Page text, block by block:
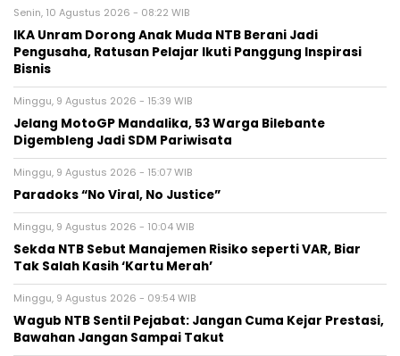
Senin, 10 Agustus 2026 - 08:22 WIB
IKA Unram Dorong Anak Muda NTB Berani Jadi
Pengusaha, Ratusan Pelajar Ikuti Panggung Inspirasi
Bisnis
Minggu, 9 Agustus 2026 - 15:39 WIB
Jelang MotoGP Mandalika, 53 Warga Bilebante
Digembleng Jadi SDM Pariwisata
Minggu, 9 Agustus 2026 - 15:07 WIB
Paradoks “No Viral, No Justice”
Minggu, 9 Agustus 2026 - 10:04 WIB
Sekda NTB Sebut Manajemen Risiko seperti VAR, Biar
Tak Salah Kasih ‘Kartu Merah’
Minggu, 9 Agustus 2026 - 09:54 WIB
Wagub NTB Sentil Pejabat: Jangan Cuma Kejar Prestasi,
Bawahan Jangan Sampai Takut